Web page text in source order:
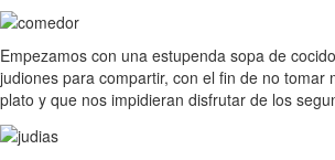
Empezamos con una estupenda sopa de
judiones para compartir, con el fin de no tomar
plato y que nos impidieran disfrutar de los